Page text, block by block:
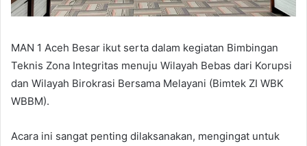
MAN 1 Aceh Besar ikut serta dalam kegiatan Bimbingan
Teknis Zona Integritas menuju Wilayah Bebas dari Korupsi
dan Wilayah Birokrasi Bersama Melayani (Bimtek ZI WBK
WBBM).
Acara ini sangat penting dilaksanakan, mengingat untuk